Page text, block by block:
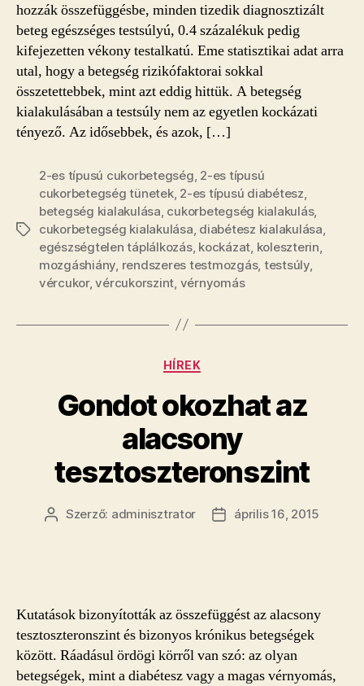
hozzák összefüggésbe, minden tizedik diagnosztizált
beteg egészséges testsúlyú, 0.4 százalékuk pedig
kifejezetten vékony testalkatú. Eme statisztikai adat arra
utal, hogy a betegség rizikófaktorai sokkal
összetettebbek, mint azt eddig hittük. A betegség
kialakulásában a testsúly nem az egyetlen kockázati
tényező. Az idősebbek, és azok, […]
Címkék
2-es típusú cukorbetegség 2-es típusú
cukorbetegség tünetek, 2-es típusú diabétesz
betegség kialakulása cukorbetegség kialakulás,
cukorbetegség kialakulása diabétesz kialakulása
egészségtelen táplálkozás, kockázat koleszterin
mozgáshiány rendszeres testmozgás, testsúly,
vércukor,vércukorszint vérnyomás
Kategóriák
HÍREK
Gondot okozhat az
alacsony
tesztoszteronszint
Bejegyzés
Szerző: adminisztrator
Bejegyzés
április 16, 2015
Kutatások bizonyították az összefüggést az alacsony
tesztoszteronszint és bizonyos krónikus betegségek
között. Ráadásul ördögi körről van szó: az olyan
betegségek, mint a diabétesz vagy a magas vérnyomás,